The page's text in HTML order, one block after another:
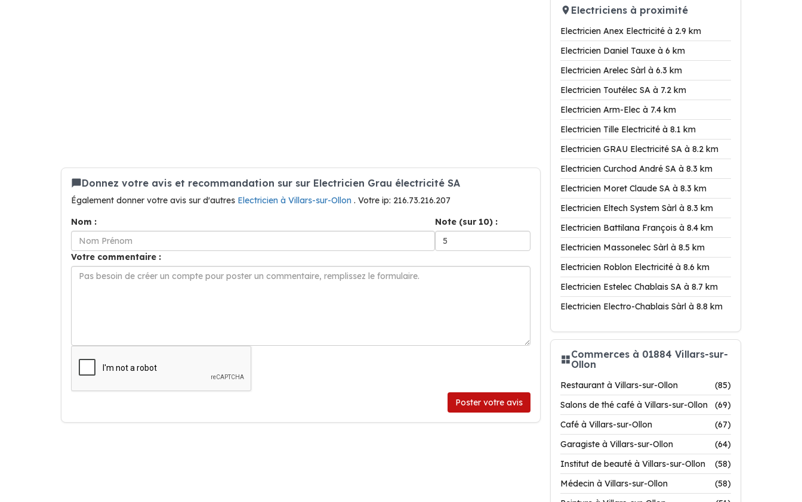
Donnez votre avis et recommandation sur sur Electricien Grau électricité SA
Également donner votre avis sur d'autres Electricien à Villars-sur-Ollon . Votre ip: 216.73.216.207
Nom :
Note (sur 10) :
Votre commentaire :
Poster votre avis
Electriciens à proximité
Electricien Anex Electricité à 2.9 km
Electricien Daniel Tauxe à 6 km
Electricien Arelec Sàrl à 6.3 km
Electricien Toutélec SA à 7.2 km
Electricien Arm-Elec à 7.4 km
Electricien Tille Electricité à 8.1 km
Electricien GRAU Electricité SA à 8.2 km
Electricien Curchod André SA à 8.3 km
Electricien Moret Claude SA à 8.3 km
Electricien Eltech System Sàrl à 8.3 km
Electricien Battilana François à 8.4 km
Electricien Massonelec Sàrl à 8.5 km
Electricien Roblon Electricité à 8.6 km
Electricien Estelec Chablais SA à 8.7 km
Electricien Electro-Chablais Sàrl à 8.8 km
Commerces à 01884 Villars-sur-
Ollon
Restaurant à Villars-sur-Ollon
(85)
Salons de thé café à Villars-sur-Ollon
(69)
Café à Villars-sur-Ollon
(67)
Garagiste à Villars-sur-Ollon
(64)
Institut de beauté à Villars-sur-Ollon
(58)
Médecin à Villars-sur-Ollon
(58)